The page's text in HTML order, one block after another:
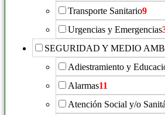
Transporte Sanitario9
Urgencias y Emergencias
SEGURIDAD Y MEDIO
Adiestramiento y
Alarmas11
Atención Social y/o